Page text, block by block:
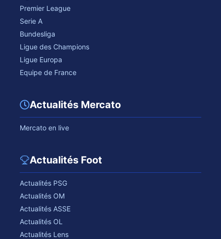
Premier League
Serie A
Bundesliga
Ligue des Champions
Ligue Europa
Equipe de France
Actualités Mercato
Mercato en live
Actualités Foot
Actualités PSG
Actualités OM
Actualités ASSE
Actualités OL
Actualités Lens